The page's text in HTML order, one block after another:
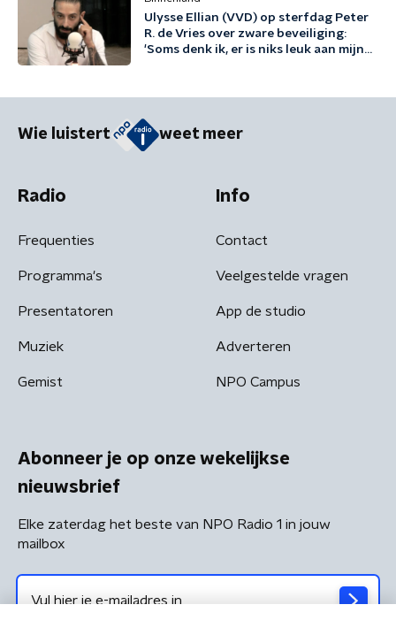
Ulysse Ellian (VVD) op sterfdag Peter
R. de Vries over zware beveiliging:
'Soms denk ik, er is niks leuk aan mijn
Wie luistert weet meer
Radio
Frequenties
Programma's
Presentatoren
Muziek
Gemist
Info
Contact
Veelgestelde vragen
App de studio
Adverteren
NPO Campus
Abonneer je op onze wekelijkse
nieuwsbrief
Elke zaterdag het beste van NPO Radio 1 in jouw
mailbox